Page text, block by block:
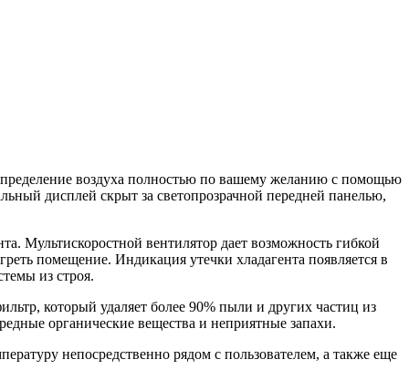
воздуха полностью по вашему желанию с помощью
дисплей скрыт за светопрозрачной передней панелью,
Мультискоростной вентилятор дает возможность гибкой
помещение. Индикация утечки хладагента появляется в
из строя.
который удаляет более 90% пыли и других частиц из
органические вещества и неприятные запахи.
непосредственно рядом с пользователем, а также еще